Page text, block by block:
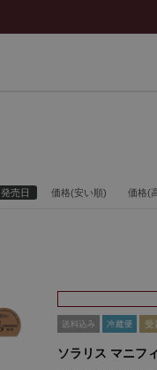
発売日 価格(安い順) 価格(
ソラリス マニフ